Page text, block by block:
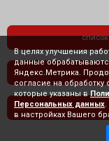
В целях улучшения
данные
Яндекс.Метрика.
согласие на
которые указаны в
Персональных данных
в настройках Вашего